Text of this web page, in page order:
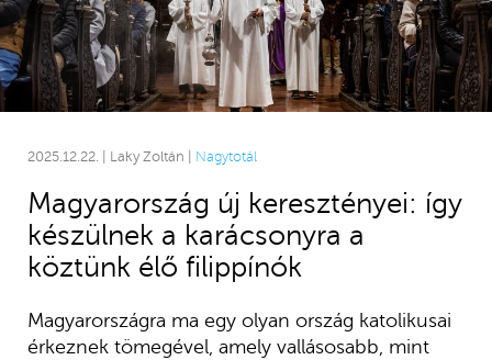
2025.12.22. | Laky Zoltán | Nagytotál
Magyarország új keresztényei: így
készülnek a karácsonyra a
köztünk élő filippínók
Magyarországra ma egy olyan ország katolikusai
érkeznek tömegével, amely vallásosabb, mint